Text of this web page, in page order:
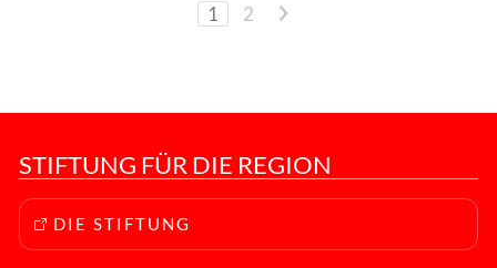
1 2 >
STIFTUNG FÜR DIE REGION
DIE STIFTUNG